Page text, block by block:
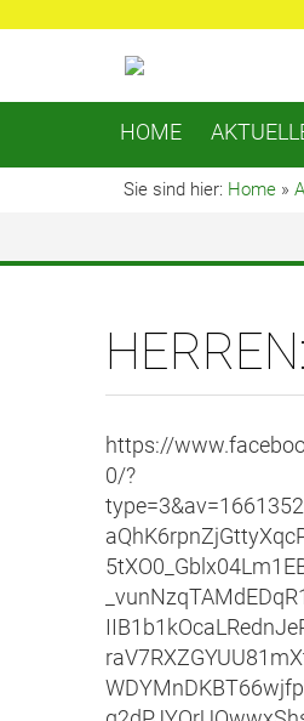
HOME
Sie sind hier: Home »
https://
0/?